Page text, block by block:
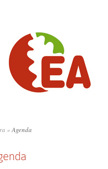
»Agenda